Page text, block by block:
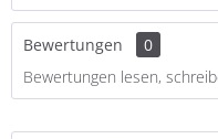
Bewertungen
0
Bewertungen lesen,